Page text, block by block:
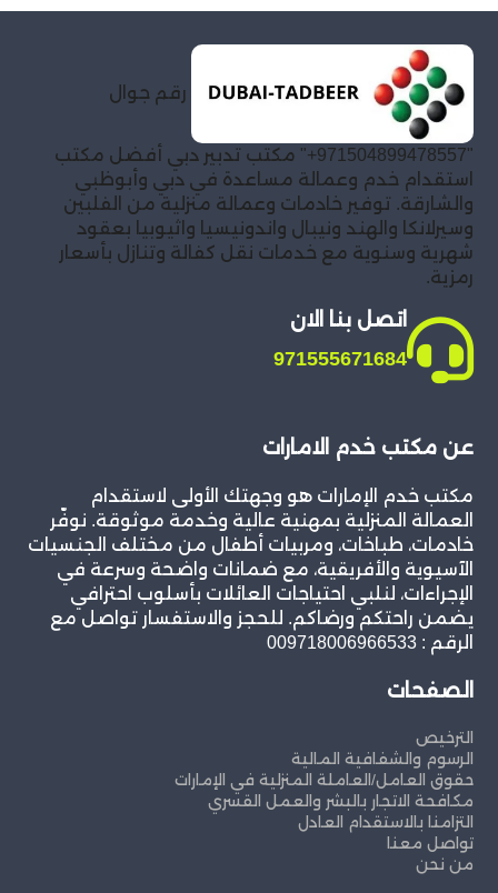
رقم جوال
"971504899478557+" مكتب تدبير دبي أفضل مكتب
استقدام خدم وعمالة مساعدة في دبي وأبوظبي
والشارقة. توفير خادمات وعمالة منزلية من الفلبين
وسيرلانكا والهند ونيبال واندونيسيا واثيوبيا بعقود
شهرية وسنوية مع خدمات نقل كفالة وتنازل بأسعار
رمزية.
اتصل بنا الان
971555671684
عن مكتب خدم الامارات
مكتب خدم الإمارات هو وجهتك الأولى لاستقدام
العمالة المنزلية بمهنية عالية وخدمة موثوقة. نوفّر
خادمات، طباخات، ومربيات أطفال من مختلف الجنسيات
الآسيوية والأفريقية، مع ضمانات واضحة وسرعة في
الإجراءات، لنلبي احتياجات العائلات بأسلوب احترافي
يضمن راحتكم ورضاكم. للحجز والاستفسار تواصل مع
الرقم : 009718006966533
الصفحات
الترخيص
الرسوم والشفافية المالية
حقوق العامل/العاملة المنزلية في الإمارات
مكافحة الاتجار بالبشر والعمل القسري
التزامنا بالاستقدام العادل
تواصل معنا
من نحن